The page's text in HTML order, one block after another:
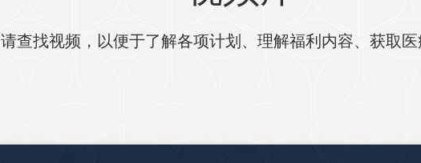
请查找视频，以便于了解各项计划、理解福利内容、获取